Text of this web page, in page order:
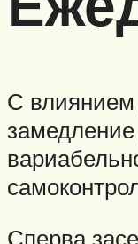
С влиянием
Сперва